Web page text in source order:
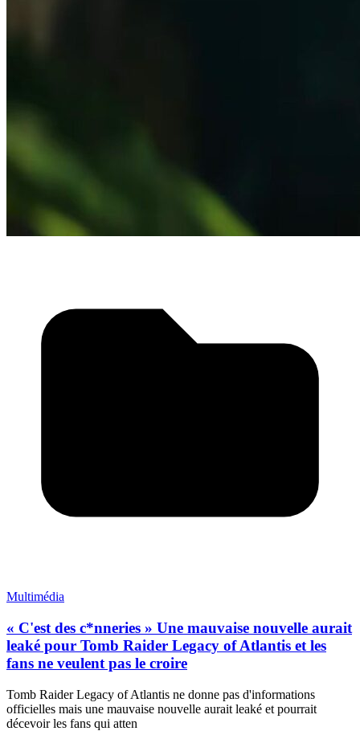
Multimédia
« C'est des c*nneries » Une mauvaise nouvelle aurait
leaké pour Tomb Raider Legacy of Atlantis et les
fans ne veulent pas le croire
Tomb Raider Legacy of Atlantis ne donne pas d'informations
officielles mais une mauvaise nouvelle aurait leaké et pourrait
décevoir les fans qui atten